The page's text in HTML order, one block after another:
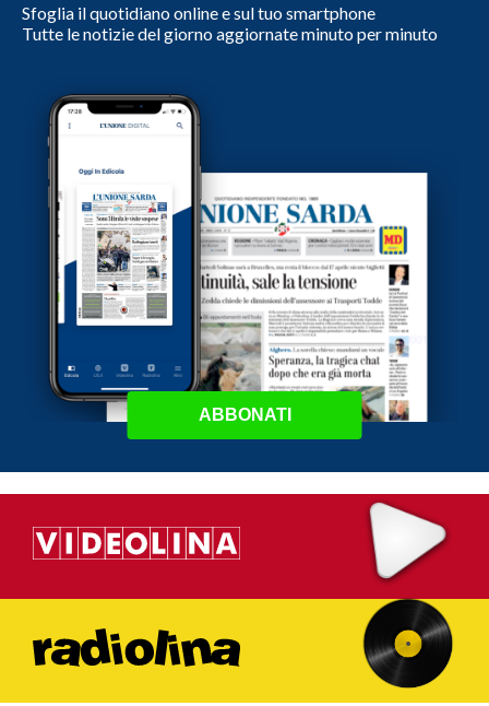
Sfoglia il quotidiano online e sul tuo smartphone
Tutte le notizie del giorno aggiornate minuto per minuto
ABBONATI